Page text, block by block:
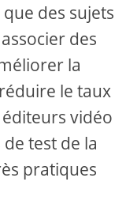
des sujets
des
la
le taux
vidéo
test de la
pratiques